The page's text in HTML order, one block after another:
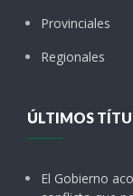
Provinciales
Regionales
ÚLTIMOS
El Gobierno